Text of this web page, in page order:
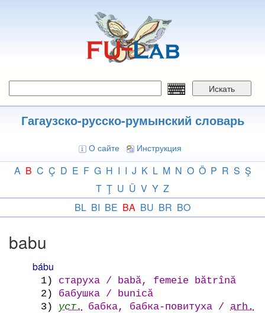
Искать
Гагаузско-русско-румынский словарь
О сайте Инструкция
A B C Ç D E F G H I I J K L M N O Ö P R S Ş
T Ţ U Ü V Y Z
BL BI BE BA BU BR BO
babu
bábu
1)
старуха / babă, femeie bătrînă
2)
бабушка / bunică
3)
уст. бабка, бабка-повитуха / arh.